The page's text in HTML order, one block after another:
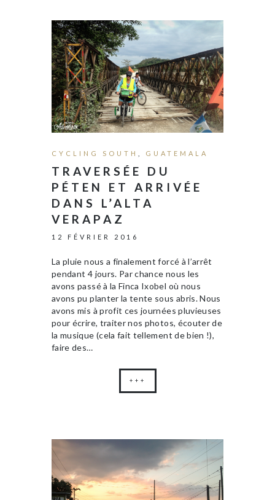
CYCLING SOUTH GUATEMALA
TRAVERSÉE DU
PÉTEN ET ARRIVÉE
DANS L’ALTA
VERAPAZ
12 FÉVRIER 2016
La pluie nous a finalement forcé à l’arrêt
pendant 4 jours. Par chance nous les
avons passé à la Finca Ixobel où nous
avons pu planter la tente sous abris. Nous
avons mis à profit ces journées pluvieuses
pour écrire, traiter nos photos, écouter de
la musique (cela fait tellement de bien !),
faire des…
+++